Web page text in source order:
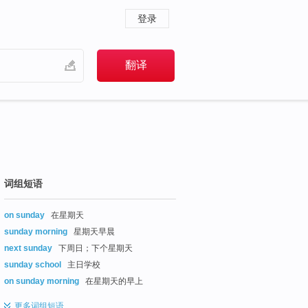
登录
词组短语
on sunday
在星期天
sunday morning
星期天早晨
next sunday
下周日；下个星期天
sunday school
主日学校
on sunday morning
在星期天的早上
更多词组短语